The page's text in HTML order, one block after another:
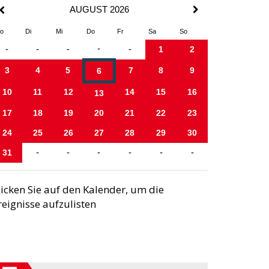
AUGUST 2026
Di Mi Do Fr Sa So
- - - - - 1 2
3 4 5 6 7 8 9
10 11 12 13 14 15 16
17 18 19 20 21 22 23
24 25 26 27 28 29 30
31 - - - - - -
Sie auf den Kalender, um die
aufzulisten